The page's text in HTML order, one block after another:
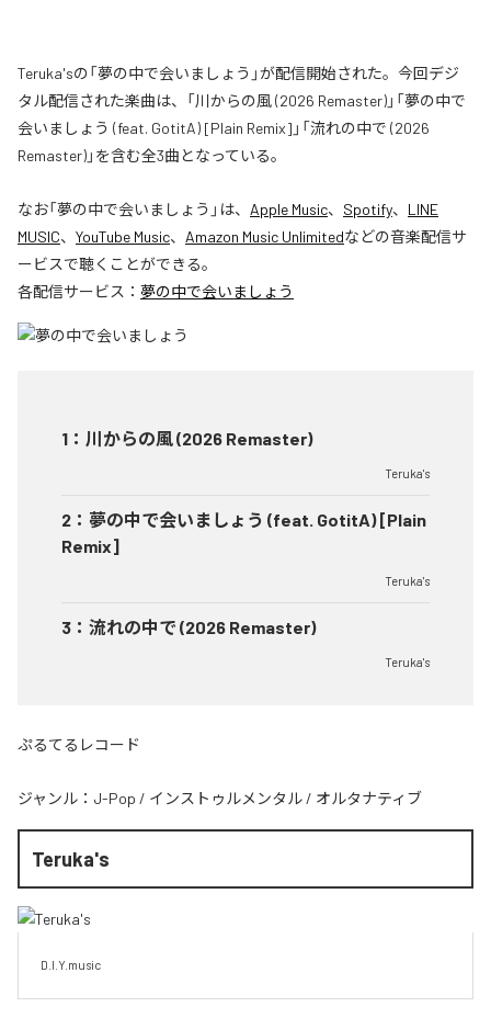
Teruka'sの「夢の中で会いましょう」が配信開始された。今回デジ
タル配信された楽曲は、「川からの風 (2026 Remaster)」「夢の中で
会いましょう (feat. GotitA) [Plain Remix]」「流れの中で (2026
Remaster)」を含む全3曲となっている。
なお「夢の中で会いましょう 」は、 Apple Music、 Spotify、 LINE
MUSIC、 YouTube Music、 Amazon Music Unlimitedなどの音楽配信サ
ービスで聴くことができる。
各配信サービス： 夢の中で会いましょう
1 ： 川からの風 (2026 Remaster)
Teruka's
2 ： 夢の中で会いましょう (feat. GotitA) [Plain
Remix]
Teruka's
3 ： 流れの中で (2026 Remaster)
Teruka's
ぷるてるレコード
ジャンル： J-Pop / インストゥルメンタル / オルタナティブ
Teruka's
D.I.Y.music